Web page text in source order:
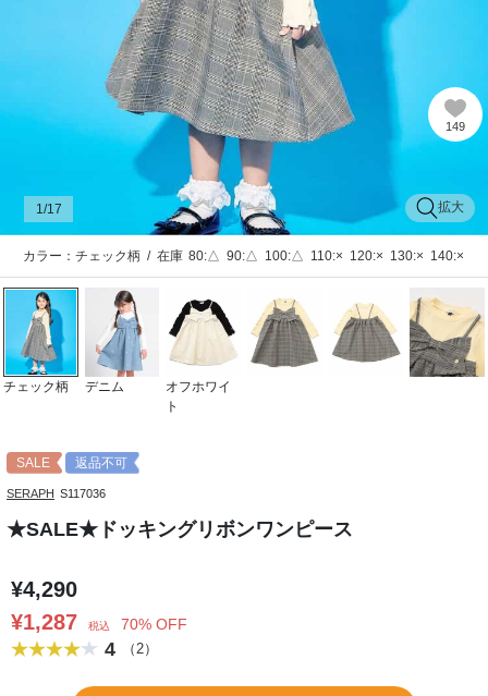
149
拡大
1 /17
カラー：チェック柄 / 在庫 80:△ 90:△ 100:△ 110:× 120:× 130:× 140:×
チェック柄 デニム
オフホワイ
ト
SALE 返品不可
SERAPH S117036
★SALE★ドッキングリボンワンピース
¥4,290
¥1,287
税込 70% OFF
4 （2）